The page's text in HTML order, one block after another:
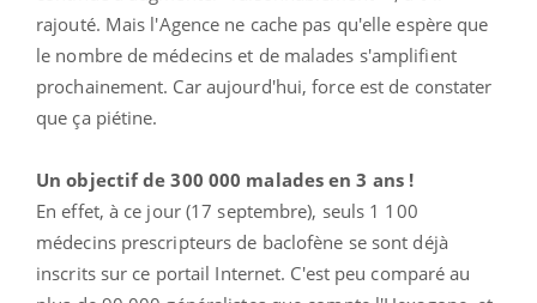
rajouté. Mais l'Agence ne cache pas qu'elle espère que
le nombre de médecins et de malades s'amplifient
prochainement. Car aujourd'hui, force est de constater
que ça piétine.
Un objectif de 300 000 malades en 3 ans !
En effet, à ce jour (17 septembre), seuls 1 100
médecins prescripteurs de baclofène se sont déjà
inscrits sur ce portail Internet. C'est peu comparé au